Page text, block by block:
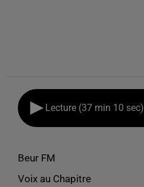
Lecture (37 min 10 sec)
Beur FM
Voix au Chapitre